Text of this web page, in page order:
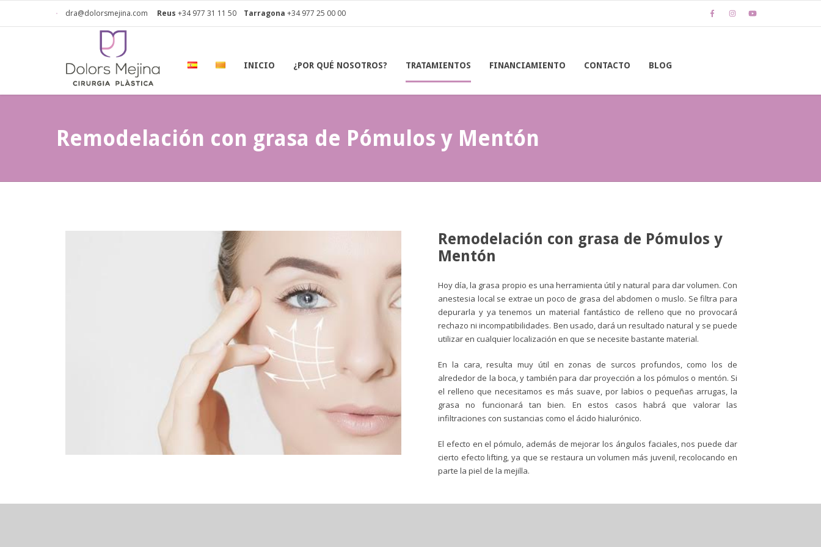
dra@dolorsmejina.com Reus +34 977 31 11 50 Tarragona +34 977 25 00 00
INICIO ¿POR QUÉ NOSOTROS? TRATAMIENTOS FINANCIAMIENTO CONTACTO BLOG
Remodelación con grasa de Pómulos y Mentón
Remodelación con grasa de Pómulos y
Mentón
Hoy día, la grasa propio es una herramienta útil y natural para dar volumen. Con
anestesia local se extrae un poco de grasa del abdomen o muslo. Se filtra para
depurarla y ya tenemos un material fantástico de relleno que no provocará
rechazo ni incompatibilidades. Ben usado, dará un resultado natural y se puede
utilizar en cualquier localización en que se necesite bastante material.
En la cara, resulta muy útil en zonas de surcos profundos, como los de
alrededor de la boca, y también para dar proyección a los pómulos o mentón. Si
el relleno que necesitamos es más suave, por labios o pequeñas arrugas, la
grasa no funcionará tan bien. En estos casos habrá que valorar las
infiltraciones con sustancias como el ácido hialurónico.
El efecto en el pómulo, además de mejorar los ángulos faciales, nos puede dar
cierto efecto lifting, ya que se restaura un volumen más juvenil, recolocando en
parte la piel de la mejilla.